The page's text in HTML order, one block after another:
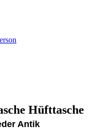
Hüfttasche
Antik